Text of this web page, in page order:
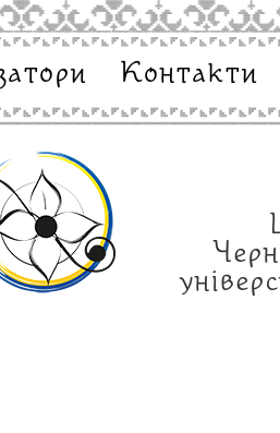
Контакти